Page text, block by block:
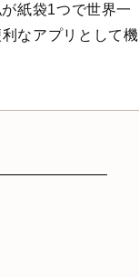
紙袋1つで世界一
なアプリとして機